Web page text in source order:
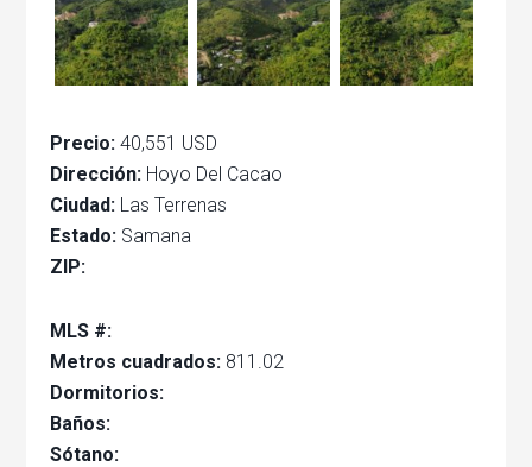
Precio: 40,551 USD
Dirección: Hoyo Del Cacao
Ciudad: Las Terrenas
Estado: Samana
ZIP:
MLS #:
Metros cuadrados: 811.02
Dormitorios:
Baños:
Sótano: